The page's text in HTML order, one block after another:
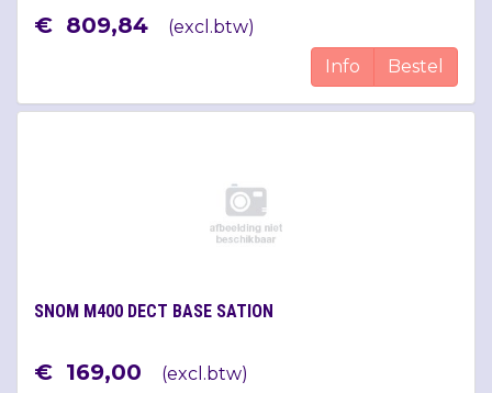
€ 809,84 (excl.btw)
Info
Bestel
SNOM M400 DECT BASE SATION
€ 169,00 (excl.btw)